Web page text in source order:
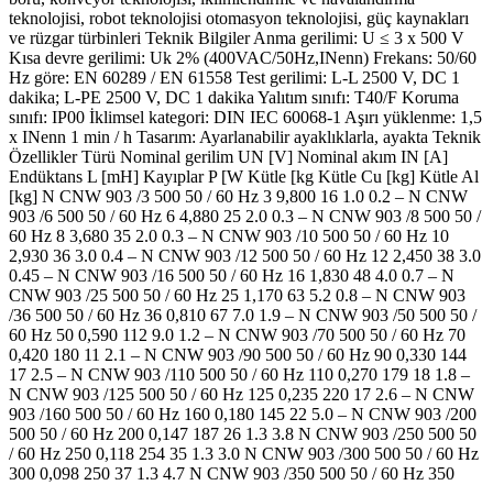
teknolojisi, robot teknolojisi otomasyon teknolojisi, güç kaynakları
ve rüzgar türbinleri Teknik Bilgiler Anma gerilimi: U ≤ 3 x 500 V
Kısa devre gerilimi: Uk 2% (400VAC/50Hz,INenn) Frekans: 50/60
Hz göre: EN 60289 / EN 61558 Test gerilimi: L-L 2500 V, DC 1
dakika; L-PE 2500 V, DC 1 dakika Yalıtım sınıfı: T40/F Koruma
sınıfı: IP00 İklimsel kategori: DIN IEC 60068-1 Aşırı yüklenme: 1,5
x INenn 1 min / h Tasarım: Ayarlanabilir ayaklıklarla, ayakta Teknik
Özellikler Türü Nominal gerilim UN [V] Nominal akım IN [A]
Endüktans L [mH] Kayıplar P [W Kütle [kg Kütle Cu [kg] Kütle Al
[kg] N CNW 903 /3 500 50 / 60 Hz 3 9,800 16 1.0 0.2 – N CNW
903 /6 500 50 / 60 Hz 6 4,880 25 2.0 0.3 – N CNW 903 /8 500 50 /
60 Hz 8 3,680 35 2.0 0.3 – N CNW 903 /10 500 50 / 60 Hz 10
2,930 36 3.0 0.4 – N CNW 903 /12 500 50 / 60 Hz 12 2,450 38 3.0
0.45 – N CNW 903 /16 500 50 / 60 Hz 16 1,830 48 4.0 0.7 – N
CNW 903 /25 500 50 / 60 Hz 25 1,170 63 5.2 0.8 – N CNW 903
/36 500 50 / 60 Hz 36 0,810 67 7.0 1.9 – N CNW 903 /50 500 50 /
60 Hz 50 0,590 112 9.0 1.2 – N CNW 903 /70 500 50 / 60 Hz 70
0,420 180 11 2.1 – N CNW 903 /90 500 50 / 60 Hz 90 0,330 144
17 2.5 – N CNW 903 /110 500 50 / 60 Hz 110 0,270 179 18 1.8 –
N CNW 903 /125 500 50 / 60 Hz 125 0,235 220 17 2.6 – N CNW
903 /160 500 50 / 60 Hz 160 0,180 145 22 5.0 – N CNW 903 /200
500 50 / 60 Hz 200 0,147 187 26 1.3 3.8 N CNW 903 /250 500 50
/ 60 Hz 250 0,118 254 35 1.3 3.0 N CNW 903 /300 500 50 / 60 Hz
300 0,098 250 37 1.3 4.7 N CNW 903 /350 500 50 / 60 Hz 350